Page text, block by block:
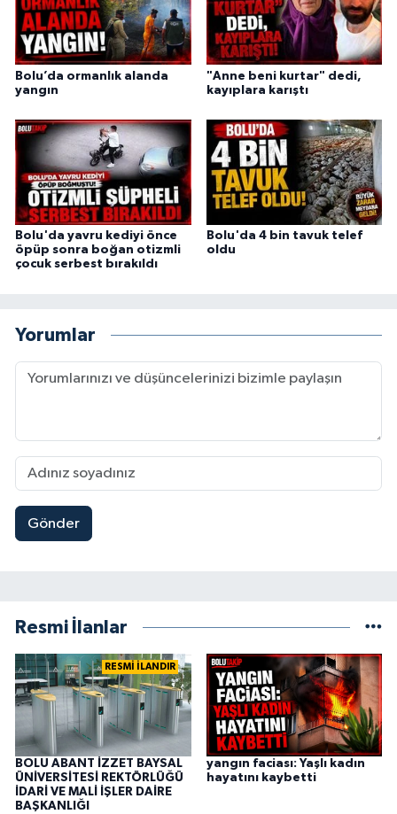
Bolu’da ormanlık alanda
yangın
"Anne beni kurtar" dedi,
kayıplara karıştı
Bolu'da yavru kediyi önce
öpüp sonra boğan otizmli
çocuk serbest bırakıldı
Bolu'da 4 bin tavuk telef
oldu
Yorumlar
Gönder
Resmi İlanlar
RESMİ İLANDIR
BOLU ABANT İZZET BAYSAL
ÜNİVERSİTESİ REKTÖRLÜĞÜ
İDARİ VE MALİ İŞLER DAİRE
BAŞKANLIĞI
yangın faciası: Yaşlı kadın
hayatını kaybetti